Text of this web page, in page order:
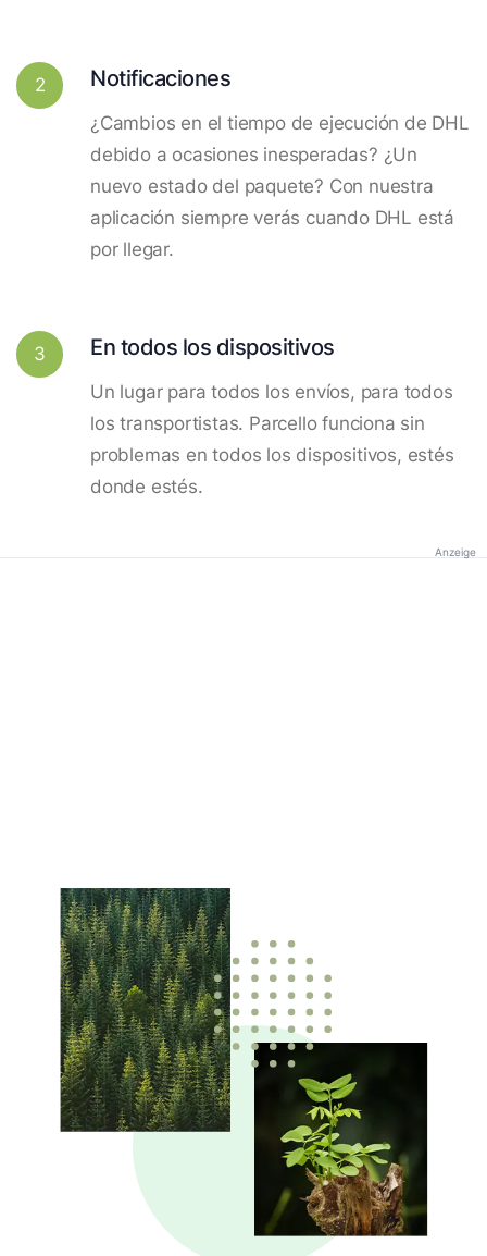
2 Notificaciones
¿Cambios en el tiempo de ejecución de DHL
debido a ocasiones inesperadas? ¿Un
nuevo estado del paquete? Con nuestra
aplicación siempre verás cuando DHL está
por llegar.
3 En todos los dispositivos
Un lugar para todos los envíos, para todos
los transportistas. Parcello funciona sin
problemas en todos los dispositivos, estés
donde estés.
Anzeige